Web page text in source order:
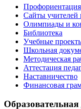
Профориентация
Сайты
Олимпиады и
Библиотека
Учебные
Школьная
Методическая
Аттестация
Наставничество
Финансовая
Образовательная